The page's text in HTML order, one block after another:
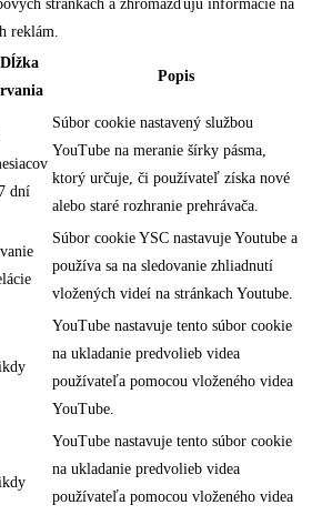
stránkach a zhromažďujú informácie na
reklám.
Dĺžka
Popis
dní
Súbor cookie nastavený službou
YouTube na meranie šírky pásma,
ktorý určuje, či používateľ získa nové
alebo staré rozhranie prehrávača.
Súbor cookie YSC nastavuje Youtube a
používa sa na sledovanie zhliadnutí
vložených videí na stránkach Youtube.
YouTube nastavuje tento súbor cookie
na ukladanie predvolieb videa
používateľa pomocou vloženého videa
YouTube.
YouTube nastavuje tento súbor cookie
na ukladanie predvolieb videa
používateľa pomocou vloženého videa